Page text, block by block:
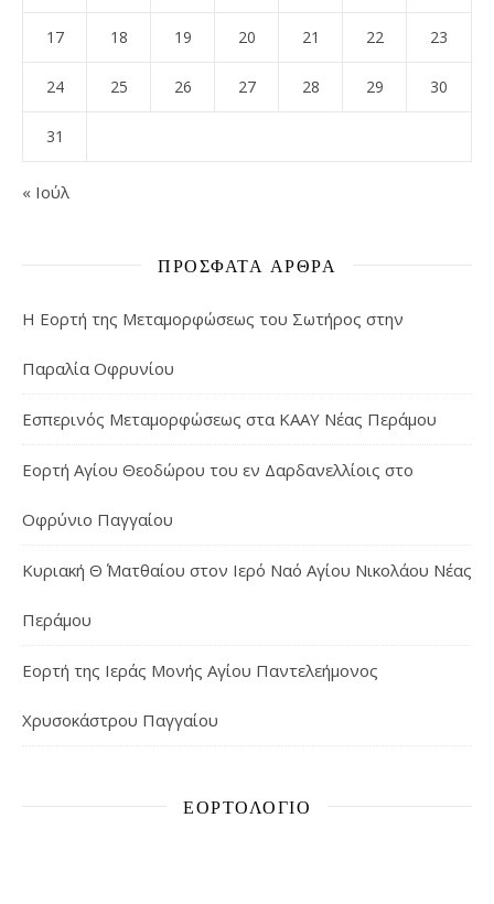
17 18 19 20 21 22 23
24 25 26 27 28 29 30
31
« Ιούλ
ΠΡΌΣΦΑΤΑ ΆΡΘΡΑ
Η Εορτή της Μεταμορφώσεως του Σωτήρος στην
Παραλία Οφρυνίου
Εσπερινός Μεταμορφώσεως στα ΚΑΑΥ Νέας Περάμου
Εορτή Αγίου Θεοδώρου του εν Δαρδανελλίοις στο
Οφρύνιο Παγγαίου
Κυριακή Θ΄ Ματθαίου στον Ιερό Ναό Αγίου Νικολάου Νέας
Περάμου
Εορτή της Ιεράς Μονής Αγίου Παντελεήμονος
Χρυσοκάστρου Παγγαίου
ΕΟΡΤΟΛΌΓΙΟ